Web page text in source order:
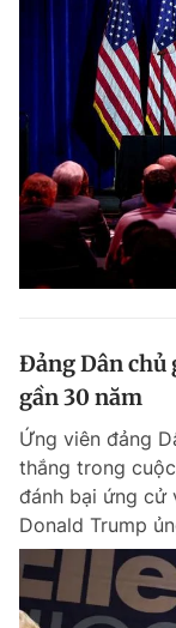
Đảng Dân
gần 30 năm
Ứng viên đảng
thắng trong
đánh bại ứng cử
Donald Trump